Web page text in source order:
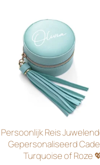
Persoonlijk Reis
Gepersonaliseerd
Turquoise of Roze